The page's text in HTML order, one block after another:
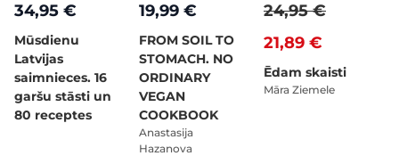
34,95 €
Mūsdienu
Latvijas
saimnieces. 16
garšu stāsti un
80 receptes
19,99 €
FROM SOIL TO
STOMACH. NO
ORDINARY
VEGAN
COOKBOOK
Anastasija
Hazanova
21,89 €
24,95 €
Ēdam skaisti
Māra Ziemele